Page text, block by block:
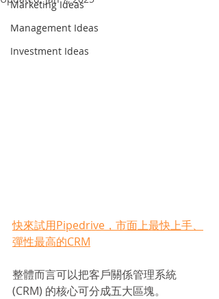
Marketing Ideas
Management Ideas
Investment Ideas
快來試用Pipedrive，市面上最快上手、
彈性最高的CRM
整體而言可以把客戶關係管理系統
(CRM) 的核心可分成五大區塊。